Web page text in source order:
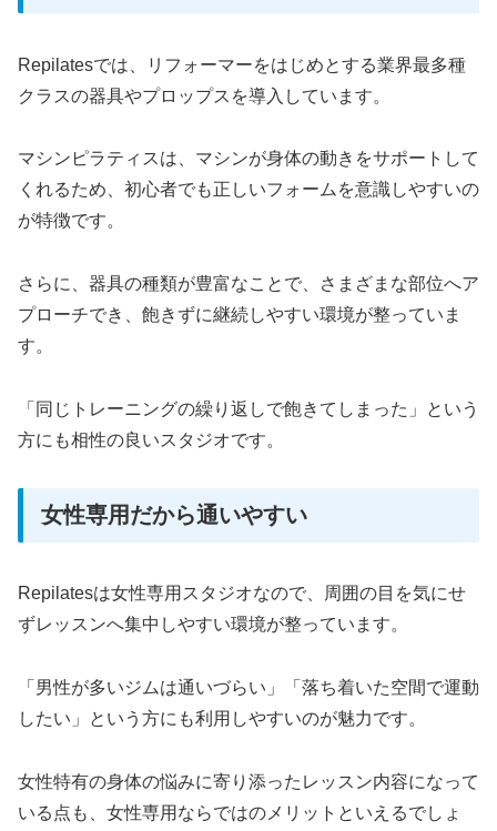
Repilatesでは、リフォーマーをはじめとする業界最多種
クラスの器具やプロップスを導入しています。
マシンピラティスは、マシンが身体の動きをサポートして
くれるため、初心者でも正しいフォームを意識しやすいの
が特徴です。
さらに、器具の種類が豊富なことで、さまざまな部位へア
プローチでき、飽きずに継続しやすい環境が整っていま
す。
「同じトレーニングの繰り返しで飽きてしまった」という
方にも相性の良いスタジオです。
女性専用だから通いやすい
Repilatesは女性専用スタジオなので、周囲の目を気にせ
ずレッスンへ集中しやすい環境が整っています。
「男性が多いジムは通いづらい」「落ち着いた空間で運動
したい」という方にも利用しやすいのが魅力です。
女性特有の身体の悩みに寄り添ったレッスン内容になって
いる点も、女性専用ならではのメリットといえるでしょ